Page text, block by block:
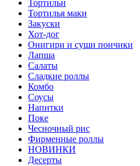
Тортильи
Тортилья маки
Закуски
Хот-дог
Онигири и суши пончики
Лапша
Салаты
Сладкие роллы
Комбо
Соусы
Напитки
Поке
Чесночный рис
Фирменные роллы
НОВИНКИ
Десерты